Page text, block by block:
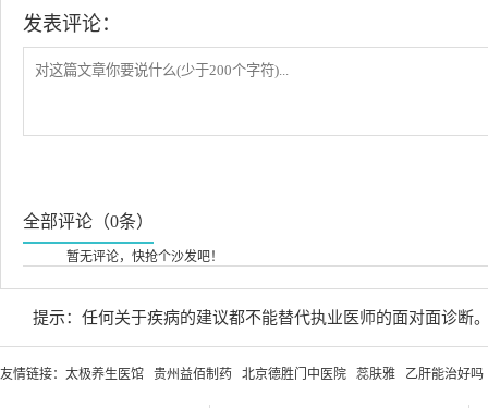
发表评论：
全部评论（0条）
暂无评论，快抢个沙发吧！
提示：任何关于疾病的建议都不能替代执业医师的面对面诊断
友情链接： 太极养生医馆 贵州益佰制药 北京德胜门中医院 蕊肤雅 乙肝能治好吗